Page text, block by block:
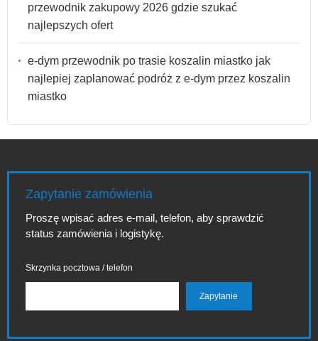
przewodnik zakupowy 2026 gdzie szukać
najlepszych ofert
e-dym przewodnik po trasie koszalin miastko jak
najlepiej zaplanować podróż z e-dym przez koszalin
miastko
Zapytanie zamówienia
Proszę wpisać adres e-mail, telefon, aby sprawdzić
status zamówienia i logistykę.
Skrzynka pocztowa / telefon